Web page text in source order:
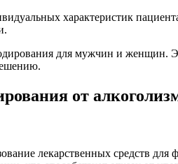
характеристик
для мужчин и женщин.
от
лекарственных средств